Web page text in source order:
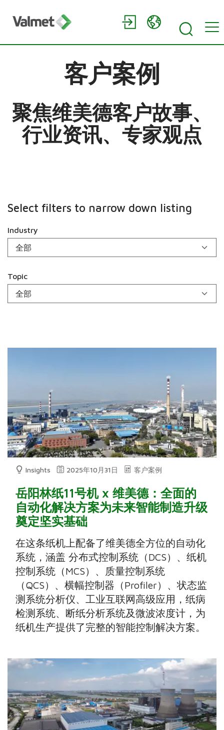
客户案例
聚焦维美德客户故事、
行业资讯、专家观点
Select filters to narrow down listing
Industry
Topic
Insights 2025年10月31日 客户案例
岳阳林纸11号机 x 维美德：全面的
自动化解决方案为未来智能制造升级
奠定坚实基础
在这条纸机上配备了维美德全方位的自动化
系统，涵盖 分布式控制系统（DCS）、纸机
控制系统（MCS）、质量控制系统
（QCS）、横幅控制器（Profiler）、状态监
测系统分析仪、工业互联网高级应用，纸病
检测系统、断纸分析系统及微波浓度计，为
纸机生产提供了完整的智能控制解决方案。